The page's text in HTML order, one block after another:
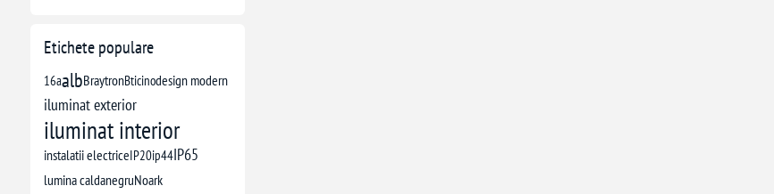
Etichete populare
16aalbBraytronBticinodesign modern
iluminat exterior
iluminat interior
instalatii electriceIP20ip44IP65
lumina caldanegruNoark